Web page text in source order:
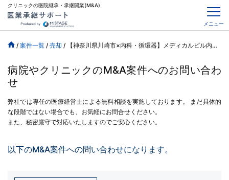
クリニックの医院継承・承継開業(M&A)
メニュー
/ 案件一覧 / 売却 / 【神奈川県川崎市×内科・循環器】メディカルビル内に立地、他科との連携が可能、駐車場完備、令和8年4月希望
病院やクリニックのM&A案件へのお問い合わ
せ
弊社では専任の医療経営士による無料相談を実施しております。
まだ具体的
な段階ではない場合でも、お気軽にお問合せください。
また、秘密厳守で対応いたしますのでご安心ください。
以下のM&A案件への問い合わせになります。